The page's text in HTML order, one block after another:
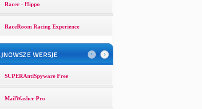
Racer - Hippo
RaceRoom Racing Experience
SUPERAntiSpyware Free
MailWasher Pro